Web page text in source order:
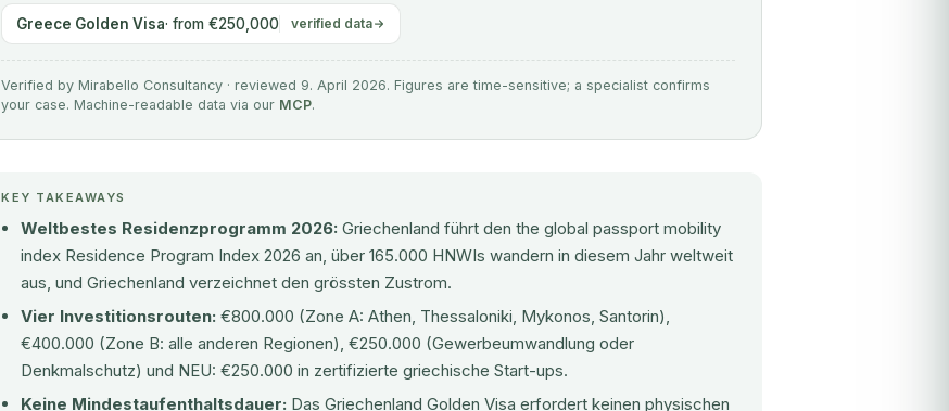
Greece Golden Visa· from €250,000 verified data
Verified by Mirabello Consultancy · reviewed 9. April 2026. Figures are time-sensitive; a specialist confirms
your case. Machine-readable data via our MCP.
KEY TAKEAWAYS
Weltbestes Residenzprogramm 2026: Griechenland führt den the global passport mobility
index Residence Program Index 2026 an, über 165.000 HNWIs wandern in diesem Jahr weltweit
aus, und Griechenland verzeichnet den grössten Zustrom.
Vier Investitionsrouten: €800.000 (Zone A: Athen, Thessaloniki, Mykonos, Santorin),
€400.000 (Zone B: alle anderen Regionen), €250.000 (Gewerbeumwandlung oder
Denkmalschutz) und NEU: €250.000 in zertifizierte griechische Start-ups.
Keine Mindestaufenthaltsdauer: Das Griechenland Golden Visa erfordert keinen physischen